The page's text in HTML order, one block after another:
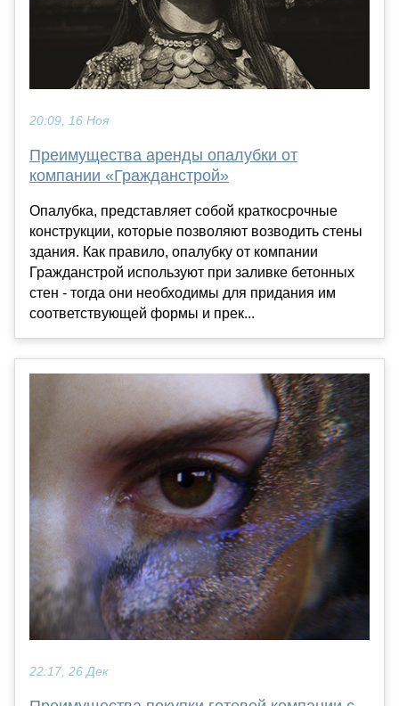
20:09, 16 Ноя
Преимущества аренды опалубки от
компании «Гражданстрой»
Опалубка, представляет собой краткосрочные
конструкции, которые позволяют возводить стены
здания. Как правило, опалубку от компании
Гражданстрой используют при заливке бетонных
стен - тогда они необходимы для придания им
соответствующей формы и прек...
22:17, 26 Дек